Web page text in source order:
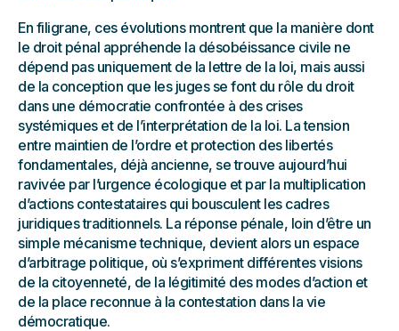
En filigrane, ces évolutions montrent que la manière dont
le droit pénal appréhende la désobéissance civile ne
dépend pas uniquement de la lettre de la loi, mais aussi
de la conception que les juges se font du rôle du droit
dans une démocratie confrontée à des crises
systémiques et de l’interprétation de la loi. La tension
entre maintien de l’ordre et protection des libertés
fondamentales, déjà ancienne, se trouve aujourd’hui
ravivée par l’urgence écologique et par la multiplication
d’actions contestataires qui bousculent les cadres
juridiques traditionnels. La réponse pénale, loin d’être un
simple mécanisme technique, devient alors un espace
d’arbitrage politique, où s’expriment différentes visions
de la citoyenneté, de la légitimité des modes d’action et
de la place reconnue à la contestation dans la vie
démocratique.